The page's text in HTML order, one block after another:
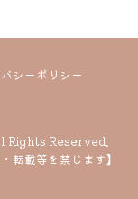
シーポリシー
Rights Reserved.
転載等を禁じます】